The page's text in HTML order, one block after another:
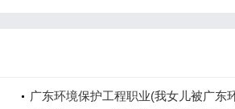
广东环境保护工程职业(我女儿被广东